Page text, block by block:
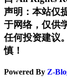
声明：本站仅
于网络，仅供
任何投资建议
慎！
Powered By Z-